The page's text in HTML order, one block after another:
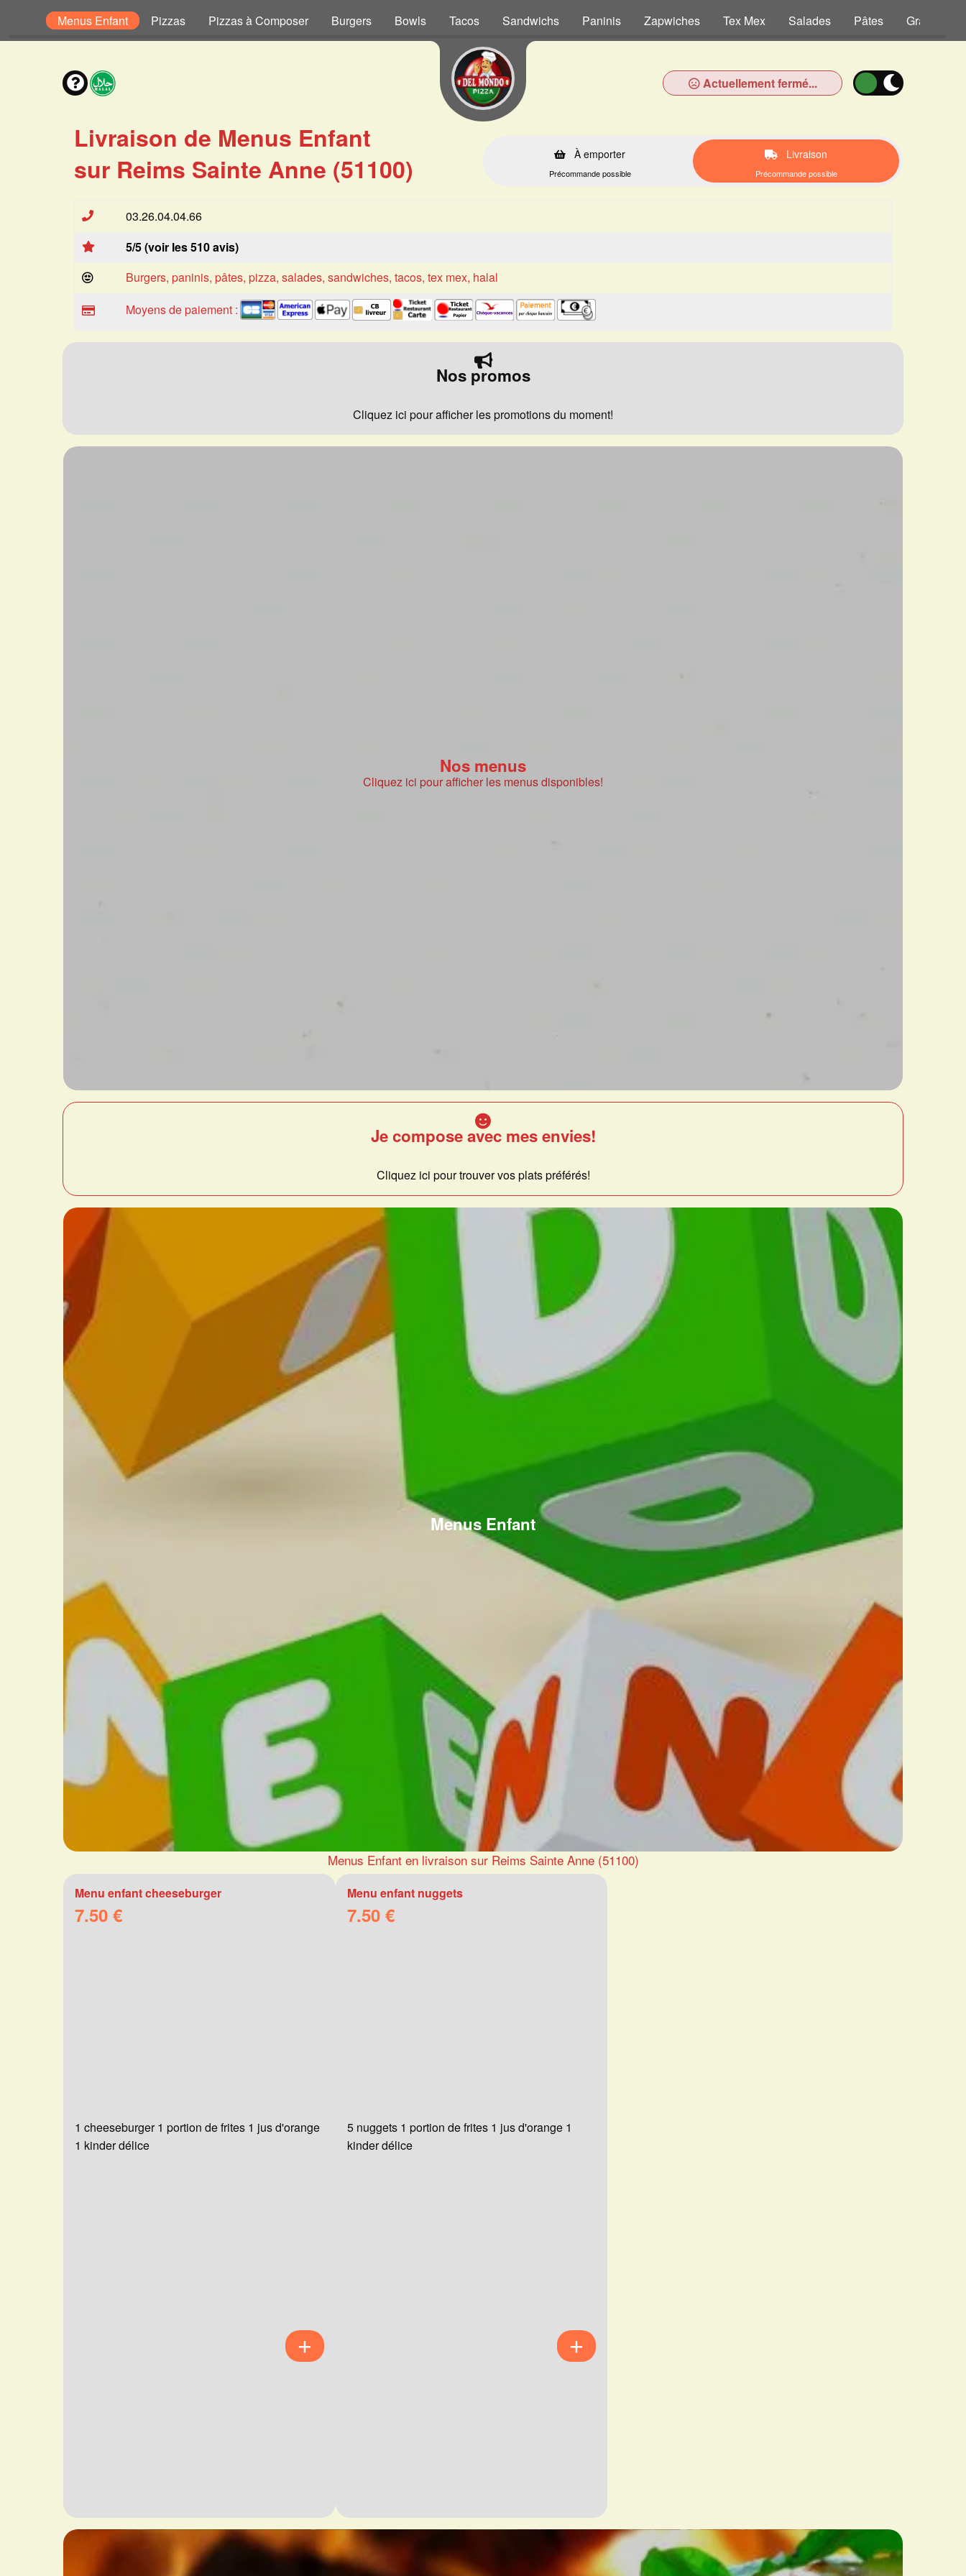
Menus Enfant Pizzas Pizzas à Composer Burgers Bowls Tacos Sandwichs Paninis Zapwiches Tex Mex Salades Pâtes Gratins
Actuellement fermé...
Livraison de Menus Enfant
sur Reims Sainte Anne (51100)
À emporter
Précommande possible
Livraison
Précommande possible
03.26.04.04.66
5/5 (voir les 510 avis)
Burgers, paninis, pâtes, pizza, salades, sandwiches, tacos, tex mex, halal
Moyens de paiement :
Nos promos
Cliquez ici pour afficher les promotions du moment!
Nos menus
Cliquez ici pour afficher les menus disponibles!
Je compose avec mes envies!
Cliquez ici pour trouver vos plats préférés!
Menus Enfant
Menus Enfant en livraison sur Reims Sainte Anne (51100)
Menu enfant cheeseburger
7.50 €
1 cheeseburger 1 portion de frites 1 jus d'orange
1 kinder délice
Menu enfant nuggets
7.50 €
5 nuggets 1 portion de frites 1 jus d'orange 1
kinder délice